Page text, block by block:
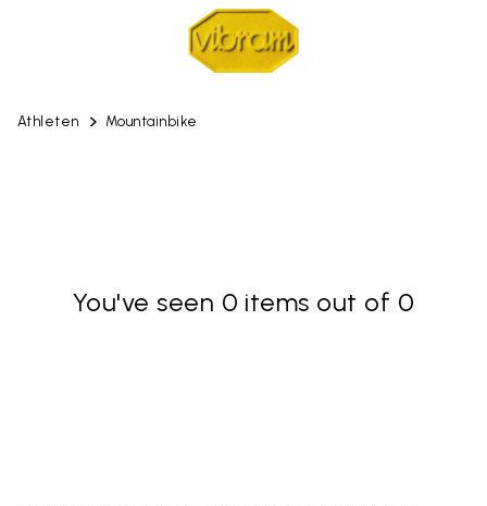
Athleten Mountainbike
You've seen 0 items out of 0